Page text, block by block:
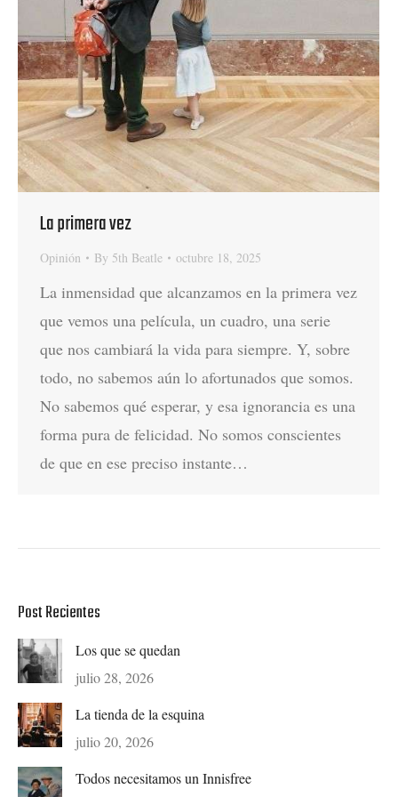
La primera vez
Opinión By 5th Beatle octubre 18, 2025
La inmensidad que alcanzamos en la primera vez
que vemos una película, un cuadro, una serie
que nos cambiará la vida para siempre. Y, sobre
todo, no sabemos aún lo afortunados que somos.
No sabemos qué esperar, y esa ignorancia es una
forma pura de felicidad. No somos conscientes
de que en ese preciso instante…
Post Recientes
Los que se quedan
julio 28, 2026
La tienda de la esquina
julio 20, 2026
Todos necesitamos un Innisfree